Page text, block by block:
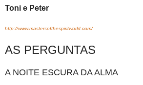
Toni e Peter
http://www.mastersofthespiritworld.com/
AS PERGUNTAS
A NOITE ESCURA DA ALMA